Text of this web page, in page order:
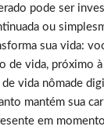
pode ser
ou
sua vida:
de vida, próximo
vida nômade
mantém sua
em